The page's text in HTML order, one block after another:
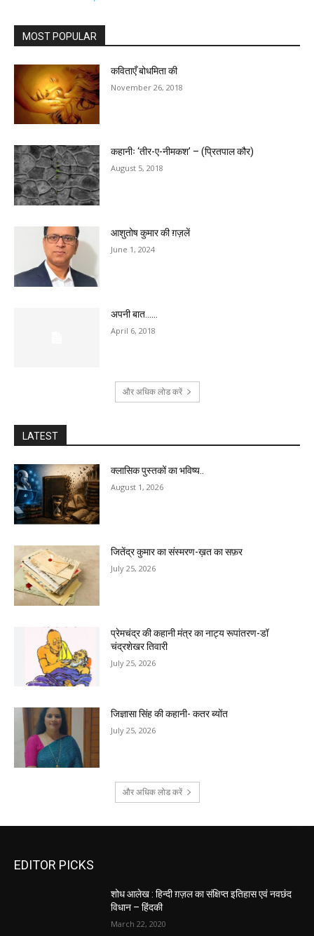
MOST POPULAR
कविताएँ बोधमिता की
November 26, 2018
कहानीः ‘तीर-ए-नीमकश’ – (प्रितपाल कौर)
August 5, 2018
आशुतोष कुमार की ग़ज़लें
June 1, 2024
अपनी बात……
April 6, 2018
और अधिक लोड करें
LATEST
क्लासिक पुस्तकों का भविष्य..
August 1, 2026
जितेंद्र कुमार का संस्मरण-ख़त का सफ़र
July 25, 2026
प्रेमचंद्र की कहानी मंत्र का नाट्य रूपांतरण-डॉ
चंद्रशेखर तिवारी
July 25, 2026
जिज्ञासा सिंह की कहानी- कतर ब्योंत
July 25, 2026
और अधिक लोड करें
EDITOR PICKS
शोध आलेख : हिन्दी ग़ज़ल का संक्षिप्त इतिहास एवं नवछंद
विधान – हिंदकी
March 22, 2020